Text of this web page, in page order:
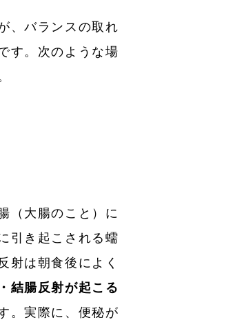
、バランスの取れ
す。次のような場
（大腸のこと）に
引き起こされる蠕
射は朝食後によく
結腸反射が起こる
。実際に、便秘が